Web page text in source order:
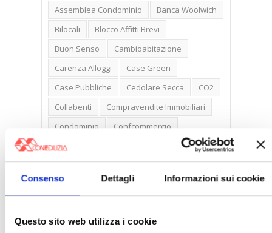
Consenso Dettagli Informazioni sui cookie
Questo sito web utilizza i cookie
Assemblea Condominio
Banca Woolwich
Bilocali
Blocco Affitti Brevi
Buon Senso
Cambioabitazione
Carenza Alloggi
Case Green
Case Pubbliche
Cedolare Secca
CO2
Collabenti
Compravendite Immobiliari
Condominio
Confcommercio
Confedilizia.EU
Detrazioni Edilizie
Dirittiproprietà
Emissioni
Firenze
Gabetti Spa
Green Deal
Green Party
Libero Mercato
Monolocali